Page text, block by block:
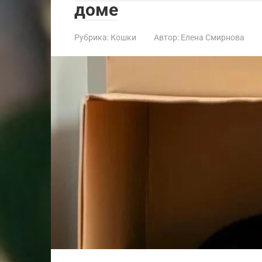
доме
Рубрика: Кошки Автор: Елена Смирнова